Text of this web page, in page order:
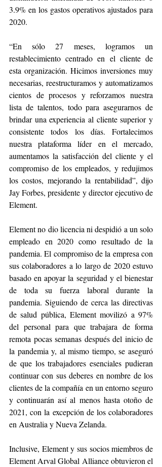
3.9% en los gastos operativos ajustados para
2020.
“En sólo 27 meses, logramos un
restablecimiento centrado en el cliente de
esta organización. Hicimos inversiones muy
necesarias, reestructuramos y automatizamos
cientos de procesos y reforzamos nuestra
lista de talentos, todo para asegurarnos de
brindar una experiencia al cliente superior y
consistente todos los días. Fortalecimos
nuestra plataforma líder en el mercado,
aumentamos la satisfacción del cliente y el
compromiso de los empleados, y redujimos
los costos, mejorando la rentabilidad”, dijo
Jay Forbes, presidente y director ejecutivo de
Element.
Element no dio licencia ni despidió a un solo
empleado en 2020 como resultado de la
pandemia. El compromiso de la empresa con
sus colaboradores a lo largo de 2020 estuvo
basado en apoyar la seguridad y el bienestar
de toda su fuerza laboral durante la
pandemia. Siguiendo de cerca las directivas
de salud pública, Element movilizó a 97%
del personal para que trabajara de forma
remota pocas semanas después del inicio de
la pandemia y, al mismo tiempo, se aseguró
de que los trabajadores esenciales pudieran
continuar con sus deberes en nombre de los
clientes de la compañía en un entorno seguro
y continuarán así al menos hasta otoño de
2021, con la excepción de los colaboradores
en Australia y Nueva Zelanda.
Inclusive, Element y sus socios miembros de
Element Arval Global Alliance obtuvieron el